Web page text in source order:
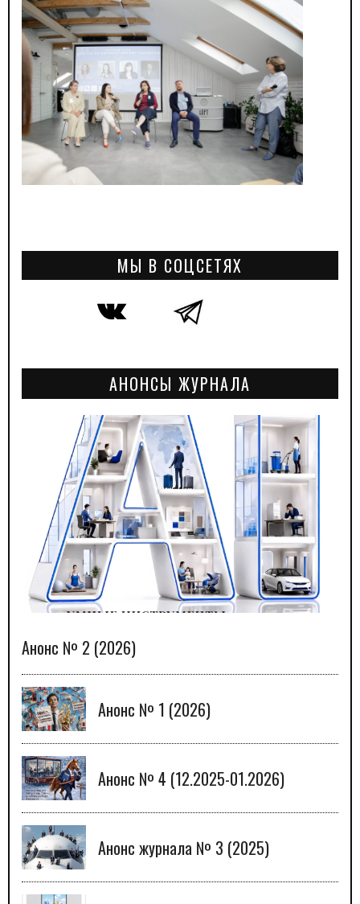
МЫ В СОЦСЕТЯХ
АНОНСЫ ЖУРНАЛА
Анонс № 2 (2026)
Анонс № 1 (2026)
Анонс № 4 (12.2025-01.2026)
Анонс журнала № 3 (2025)